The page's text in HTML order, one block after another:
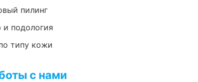
пилинг
подология
типу кожи
с нами